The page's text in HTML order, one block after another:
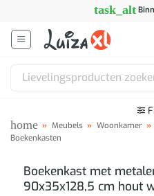
inhoud
task_alt
Zoeken
home » Meubels » Woonkamer »
Boekenkasten
Boekenkast met
90x35x128,5 cm hout